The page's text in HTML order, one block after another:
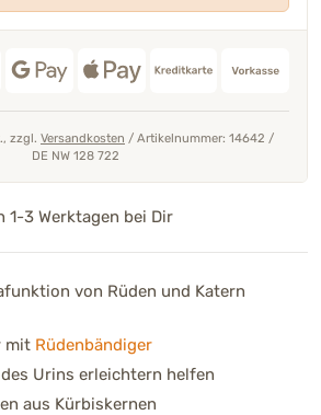
von Rüden und Katern
mit Rüdenbändiger
Urins erleichtern helfen
aus Kürbiskernen
zzgl. Versandkosten / Artikelnummer: 14642 /
DE NW 128 722
1-3 Werktagen bei Dir